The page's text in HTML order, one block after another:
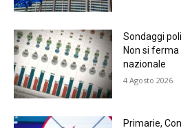
Sondaggi
Non si ferma
nazionale
4 Agosto 2026
Primarie,